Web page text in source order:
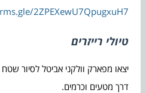
2ZPEXewU7QpugxuH7
טיולי רייזרים
יצאו מפארק וולקני אביטל לסיור
דרך מטעים וכרמים.